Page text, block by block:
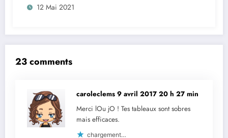
12 Mai 2021
23 comments
caroleclems 9 avril 2017 20 h 27 min
Merci lOu jO ! Tes tableaux sont sobres
mais efficaces.
chargement…